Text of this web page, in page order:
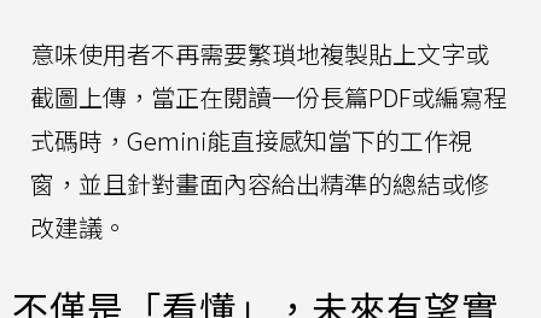
意味使用者不再需要繁瑣地複製貼上文字或
截圖上傳，當正在閱讀一份長篇PDF或編寫程
式碼時，Gemini能直接感知當下的工作視
窗，並且針對畫面內容給出精準的總結或修
改建議。
不僅是「看懂」，未來有望實